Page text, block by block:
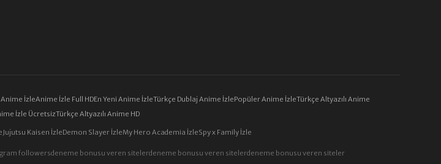
36. BÖLÜM
37. BÖLÜM
İzleAnime İzle Full HDEn Yeni Anime İzleTürkçe Dublaj Anime İzlePopüler Anime İzleTürkçe Altyazılı Anime
İzle ÜcretsizTürkçe Altyazılı Anime HD
Jujutsu Kaisen İzleDemon Slayer İzleMy Hero Academia İzleSpy x Family İzle
followersdeneme bonusu veren sitelerdeneme bonusu veren sitelerdeneme bonusu veren siteler